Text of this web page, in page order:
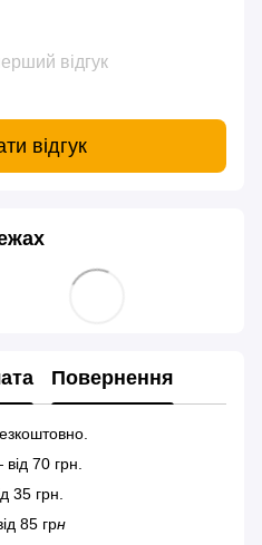
відгук
відгук
Повернення
70 грн.
35 грн.
85 грн